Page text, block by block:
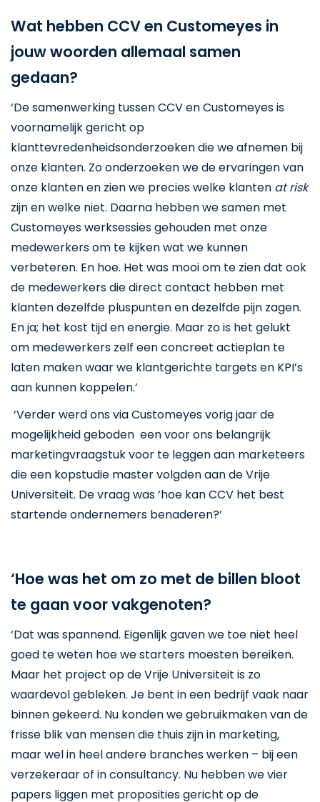
Wat hebben CCV en Customeyes in
jouw woorden allemaal samen
gedaan?
‘De samenwerking tussen CCV en Customeyes is
voornamelijk gericht op
klanttevredenheidsonderzoeken die we afnemen bij
onze klanten. Zo onderzoeken we de ervaringen van
onze klanten en zien we precies welke klanten at risk
zijn en welke niet. Daarna hebben we samen met
Customeyes werksessies gehouden met onze
medewerkers om te kijken wat we kunnen
verbeteren. En hoe. Het was mooi om te zien dat ook
de medewerkers die direct contact hebben met
klanten dezelfde pluspunten en dezelfde pijn zagen.
En ja; het kost tijd en energie. Maar zo is het gelukt
om medewerkers zelf een concreet actieplan te
laten maken waar we klantgerichte targets en KPI’s
aan kunnen koppelen.’
‘Verder werd ons via Customeyes vorig jaar de
mogelijkheid geboden een voor ons belangrijk
marketingvraagstuk voor te leggen aan marketeers
die een kopstudie master volgden aan de Vrije
Universiteit. De vraag was ‘hoe kan CCV het best
startende ondernemers benaderen?’
‘Hoe was het om zo met de billen bloot
te gaan voor vakgenoten?
‘Dat was spannend. Eigenlijk gaven we toe niet heel
goed te weten hoe we starters moesten bereiken.
Maar het project op de Vrije Universiteit is zo
waardevol gebleken. Je bent in een bedrijf vaak naar
binnen gekeerd. Nu konden we gebruikmaken van de
frisse blik van mensen die thuis zijn in marketing,
maar wel in heel andere branches werken – bij een
verzekeraar of in consultancy. Nu hebben we vier
papers liggen met proposities gericht op de